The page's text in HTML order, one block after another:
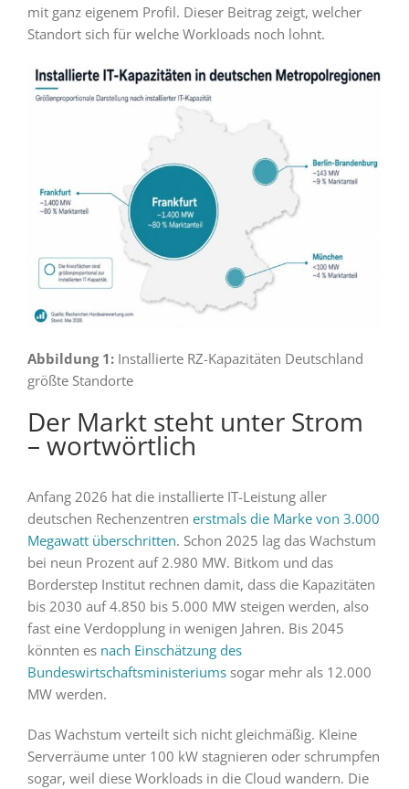
mit ganz eigenem Profil. Dieser Beitrag zeigt, welcher
Standort sich für welche Workloads noch lohnt.
Abbildung 1: Installierte RZ-Kapazitäten Deutschland
größte Standorte
Der Markt steht unter Strom
– wortwörtlich
Anfang 2026 hat die installierte IT-Leistung aller
deutschen Rechenzentren erstmals die Marke von 3.000
Megawatt überschritten. Schon 2025 lag das Wachstum
bei neun Prozent auf 2.980 MW. Bitkom und das
Borderstep Institut rechnen damit, dass die Kapazitäten
bis 2030 auf 4.850 bis 5.000 MW steigen werden, also
fast eine Verdopplung in wenigen Jahren. Bis 2045
könnten es nach Einschätzung des
Bundeswirtschaftsministeriumssogar mehr als 12.000
MW werden.
Das Wachstum verteilt sich nicht gleichmäßig. Kleine
Serverräume unter 100 kW stagnieren oder schrumpfen
sogar, weil diese Workloads in die Cloud wandern. Die